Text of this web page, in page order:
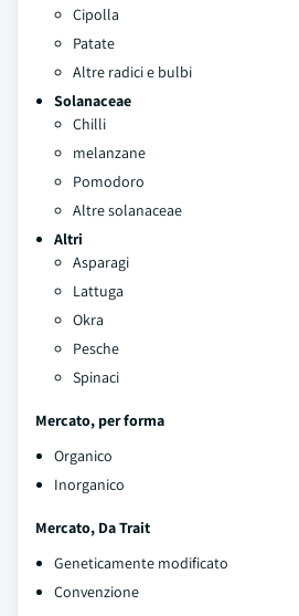
Cipolla
Patate
Altre radici e bulbi
Solanaceae
Chilli
melanzane
Pomodoro
Altre solanaceae
Altri
Asparagi
Lattuga
Okra
Pesche
Spinaci
Mercato, per forma
Organico
Inorganico
Mercato, Da Trait
Geneticamente modificato
Convenzione